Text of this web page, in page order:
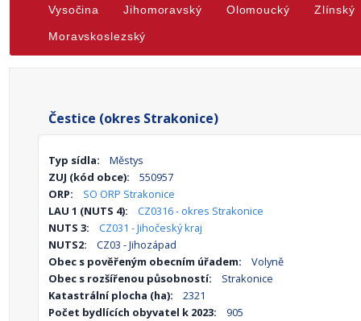
Vysočina Jihomoravský Olomoucký Zlínský
Moravskoslezský
Čestice (okres Strakonice)
Typ sídla:
Městys
ZUJ (kód obce):
550957
ORP:
SO ORP Strakonice
LAU 1 (NUTS 4):
CZ0316 - okres Strakonice
NUTS 3:
CZ031 - Jihočeský kraj
NUTS2:
CZ03 - Jihozápad
Obec s pověřeným obecním úřadem:
Volyně
Obec s rozšířenou působností:
Strakonice
Katastrální plocha (ha):
2321
Počet bydlících obyvatel k 2023:
905